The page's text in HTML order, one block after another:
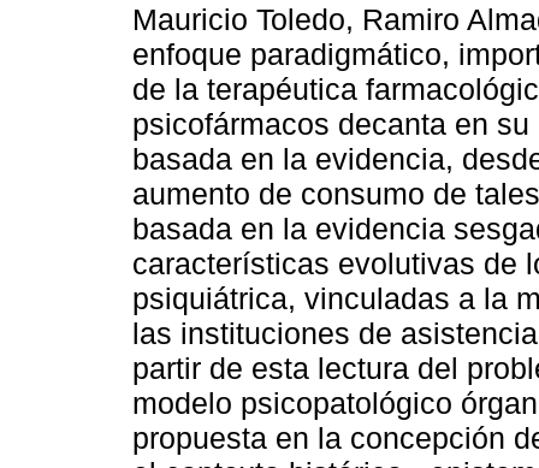
Mauricio Toledo, Ramiro
enfoque paradigmático,
de la terapéutica
psicofármacos decanta en
basada en la evidencia,
aumento de consumo de
basada en la evidencia
características evolutivas de
psiquiátrica, vinculadas a la
las instituciones de
partir de esta lectura del
modelo psicopatológico
propuesta en la concepción